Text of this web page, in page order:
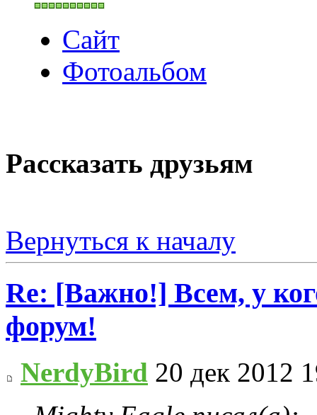
Сайт
Фотоальбом
Рассказать друзьям
Вернуться к началу
Re: [Важно!] Всем, у
форум!
NerdyBird 20 дек 2012